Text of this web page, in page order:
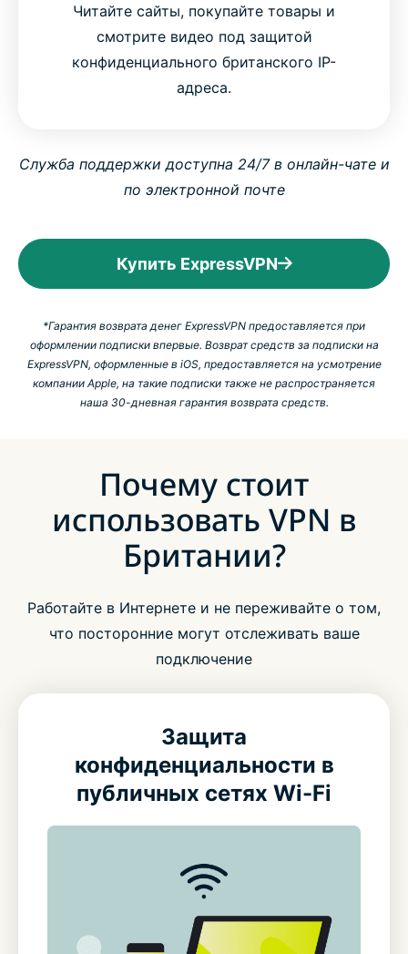
Читайте сайты, покупайте товары и
смотрите видео под защитой
конфиденциального британского IP-
адреса.
Служба поддержки доступна 24/7 в онлайн-чате и
по электронной почте
Купить ExpressVPN
*Гарантия возврата денег ExpressVPN предоставляется при
оформлении подписки впервые. Возврат средств за подписки на
ExpressVPN, оформленные в iOS, предоставляется на усмотрение
компании Apple, на такие подписки также не распространяется
наша 30-дневная гарантия возврата средств.
Почему стоит
использовать VPN в
Британии?
Работайте в Интернете и не переживайте о том,
что посторонние могут отслеживать ваше
подключение
Защита
конфиденциальности в
публичных сетях Wi-Fi